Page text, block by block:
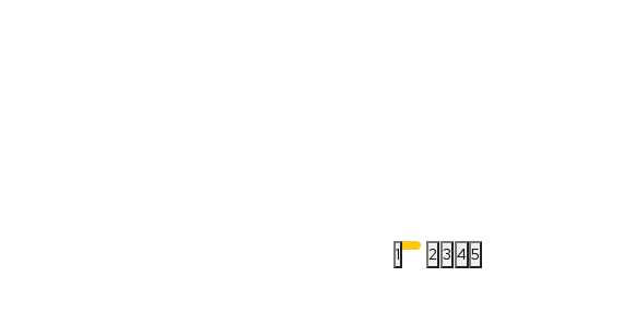
1 2 3 4 5